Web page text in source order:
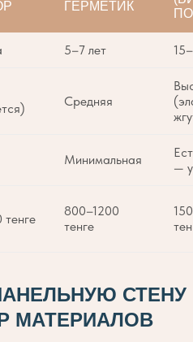
ГЕРМЕТИК
5–7 лет
Средняя
Минимальная
—
800–1200
тенге
СТЕНУ
МАТЕРИАЛОВ